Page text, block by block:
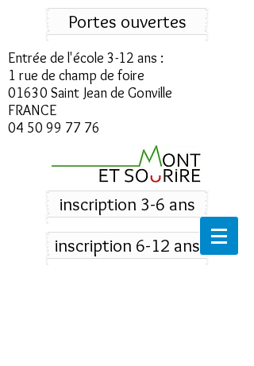
Portes ouvertes
Entrée de l'école 3-12 ans :
1 rue de champ de foire
01630 Saint Jean de Gonville
FRANCE
04 50 99 77 76
inscription 3-6 ans
inscription 6-12 ans